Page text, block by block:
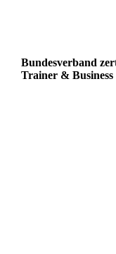
Bundesverband
Trainer & Business